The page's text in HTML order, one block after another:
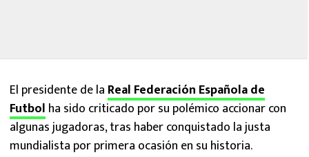
El presidente de la Real Federación Española de
Futbol ha sido criticado por su polémico accionar con
algunas jugadoras, tras haber conquistado la justa
mundialista por primera ocasión en su historia.